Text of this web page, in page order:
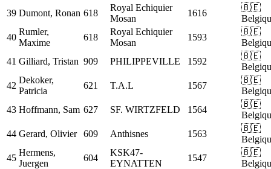
39 Dumont, Ronan 618
Royal Echiquier
Mosan
1616
🇧🇪
40
Rumler,
Maxime
618
Royal Echiquier
Mosan
1593
🇧🇪
41 Gilliard, Tristan 909 PHILIPPEVILLE 1592
🇧🇪
42
Dekoker,
Patricia
621 T.A.L 1567
🇧🇪
43 Hoffmann, Sam 627 SF. WIRTZFELD 1564
🇧🇪
44 Gerard, Olivier 609 Anthisnes 1563
🇧🇪
45
Hermens,
Juergen
604
KSK47-
EYNATTEN
1547
🇧🇪